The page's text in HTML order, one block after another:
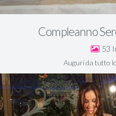
Compleanno
53
Auguri da tutto